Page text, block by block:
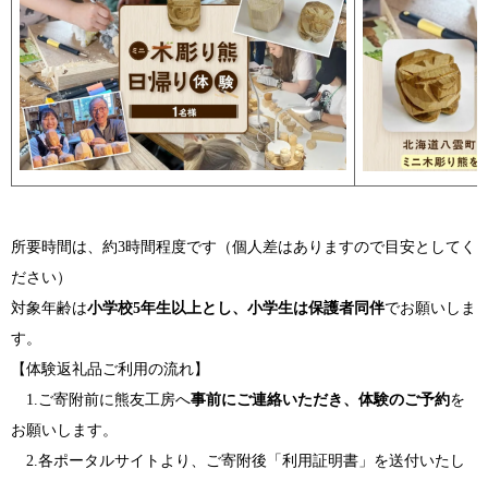
所要時間は、約3時間程度です（個人差はありますので目安としてく
ださい）
対象年齢は小学校5年生以上とし、小学生は保護者同伴でお願いしま
す。
【体験返礼品ご利用の流れ】
1.ご寄附前に熊友工房へ事前にご連絡いただき、体験のご予約を
お願いします。
2.各ポータルサイトより、ご寄附後「利用証明書」を送付いたし